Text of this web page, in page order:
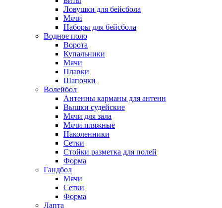
Ловушки для бейсбола
Мячи
Наборы для бейсбола
Водное поло
Ворота
Купальники
Мячи
Плавки
Шапочки
Волейбол
Антенны карманы для антенн
Вышки судейские
Мячи для зала
Мячи пляжные
Наколенники
Сетки
Стойки разметка для полей
Форма
Гандбол
Мячи
Сетки
Форма
Лапта